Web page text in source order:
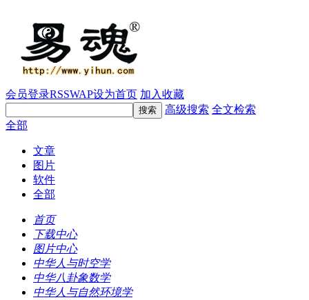
会员登录RSSWAP设为首页 加入收藏
高级搜索 全文检索
全部
文章
图片
软件
全部
首页
下载中心
图片中心
中华人与时空学
中华八卦象数学
中华人与自然环境学